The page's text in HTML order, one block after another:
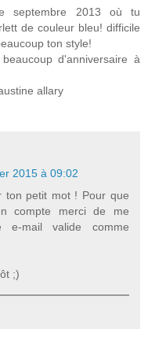
septembre 2013 où tu
de couleur bleu! difficile
ton style!
d'anniversaire à
allary
2015 à 09:02
ton petit mot ! Pour que
compte merci de me
e-mail valide comme
;)